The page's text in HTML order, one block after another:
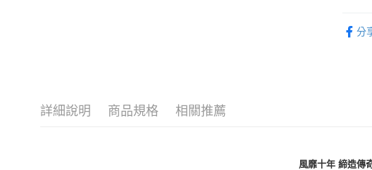
宅配(
分
詳細說明 商品規格 相關推薦
風靡十年 締造傳